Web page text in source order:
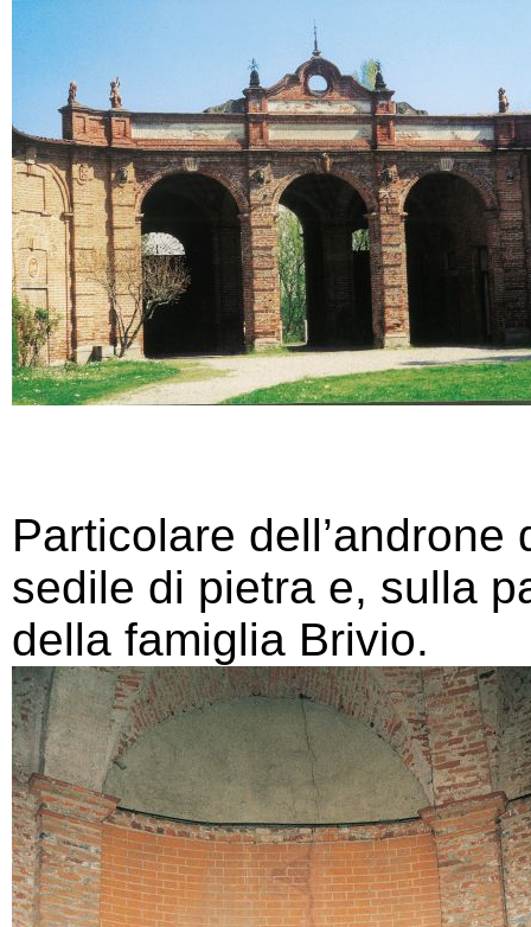
Particolare dell’androne
sedile di pietra e, sulla
della famiglia Brivio.